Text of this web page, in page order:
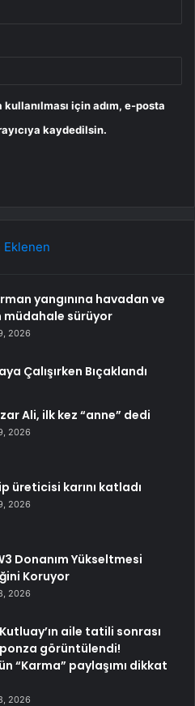
için adım, e-posta
kaydedilsin.
Eklenen
yangınına havadan ve
müdahale sürüyor
2026
Çalışırken Bıçaklandı
Ali, ilk kez “anne” dedi
2026
üreticisi karını katladı
2026
Donanım Yükseltmesi
Koruyor
2026
aile tatili sonrası
görüntülendi!
“Karma” paylaşımı dikkat
2026